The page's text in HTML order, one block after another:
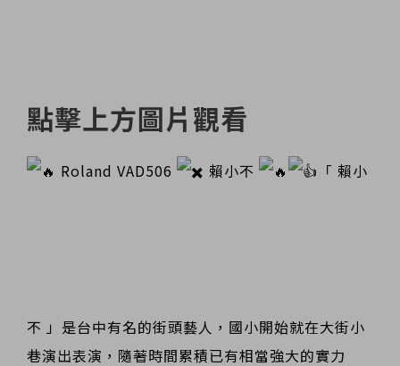
點擊上方圖片觀看
Roland VAD506 賴小不 「 賴小
不 」是台中有名的街頭藝人，國小開始就在大街小
巷演出表演，隨著時間累積已有相當強大的實力